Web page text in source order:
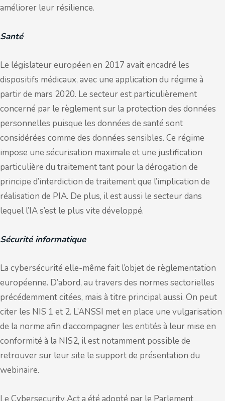
améliorer leur résilience.
Santé
Le législateur européen en 2017 avait encadré les
dispositifs médicaux, avec une application du régime à
partir de mars 2020. Le secteur est particulièrement
concerné par le règlement sur la protection des données
personnelles puisque les données de santé sont
considérées comme des données sensibles. Ce régime
impose une sécurisation maximale et une justification
particulière du traitement tant pour la dérogation de
principe d’interdiction de traitement que l’implication de
réalisation de PIA. De plus, il est aussi le secteur dans
lequel l’IA s’est le plus vite développé.
Sécurité informatique
La cybersécurité elle-même fait l’objet de règlementation
européenne. D’abord, au travers des normes sectorielles
précédemment citées, mais à titre principal aussi. On peut
citer les NIS 1 et 2. L’ANSSI met en place une vulgarisation
de la norme afin d’accompagner les entités à leur mise en
conformité à la NIS2, il est notamment possible de
retrouver sur leur site le support de présentation du
webinaire.